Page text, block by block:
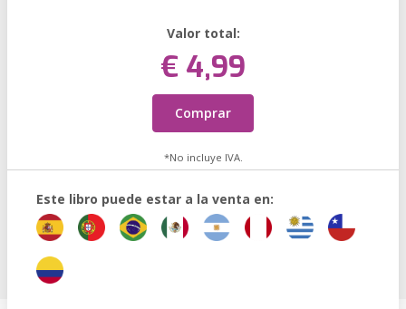
Valor total:
€ 4,99
Comprar
*No incluye IVA.
Este libro puede estar a la venta en: